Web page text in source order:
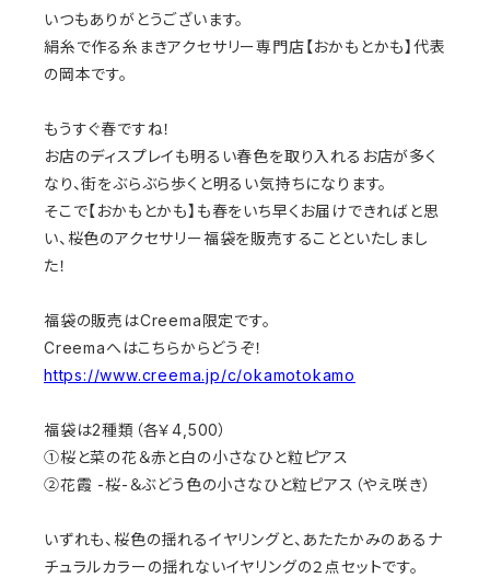
いつもありがとうございます。
絹糸で作る糸まきアクセサリー専門店【おかもとかも】代表
の岡本です。
もうすぐ春ですね！
お店のディスプレイも明るい春色を取り入れるお店が多く
なり、街をぶらぶら歩くと明るい気持ちになります。
そこで【おかもとかも】も春をいち早くお届けできればと思
い、桜色のアクセサリー福袋を販売することといたしまし
た！
福袋の販売はCreema限定です。
Creemaへはこちらからどうぞ！
https://www.creema.jp/c/okamotokamo
福袋は2種類（各￥4,500）
①桜と菜の花＆赤と白の小さなひと粒ピアス
②花霞 -桜-＆ぶどう色の小さなひと粒ピアス（やえ咲き）
いずれも、桜色の揺れるイヤリングと、あたたかみのあるナ
チュラルカラーの揺れないイヤリングの２点セットです。